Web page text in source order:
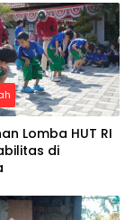
Lomba HUT RI
di